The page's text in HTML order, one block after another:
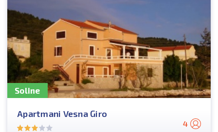
Soline
Apartmani Vesna Giro
4